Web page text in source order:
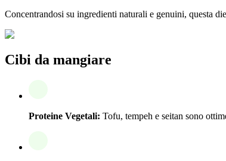
Concentrandosi su ingredienti naturali e genuini, questa
Cibi da mangiare
Proteine Vegetali: Tofu, tempeh e seitan sono